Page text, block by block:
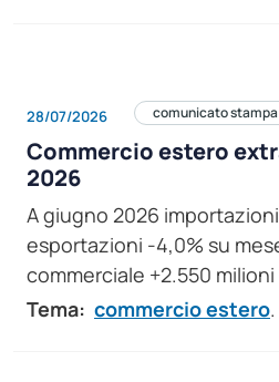
28/07/2026 comunicato stampa
Commercio estero
2026
A giugno 2026 importazioni
esportazioni -4,0% su
commerciale +2.550
Tema: commercio estero.